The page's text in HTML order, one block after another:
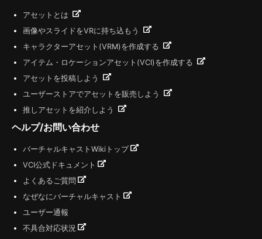
アセットとは
画像やスライドをVRに持ち込もう
キャラクターアセット(VRM)を作成する
アイテム・ロケーションアセット(VCI)を作成する
アセットを投稿しよう
ユーザーストアでアセットを販売しよう
推しアセットを紹介しよう
ヘルプ/お問い合わせ
バーチャルキャストWikiトップ
VCI公式ドキュメント
よくあるご質問
なぜなにバーチャルキャスト
ユーザー通報
不具合対応状況